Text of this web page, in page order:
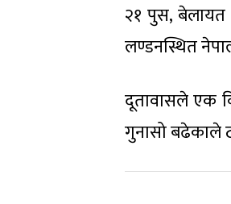
२१ पुस, बेलायत
लण्डनस्थित
दूतावासले एक
गुनासो बढेकाले